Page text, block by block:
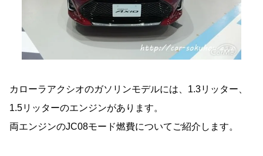
カローラアクシオのガソリンモデルには、1.3リッター、
1.5リッターのエンジンがあります。
両エンジンのJC08モード燃費についてご紹介します。